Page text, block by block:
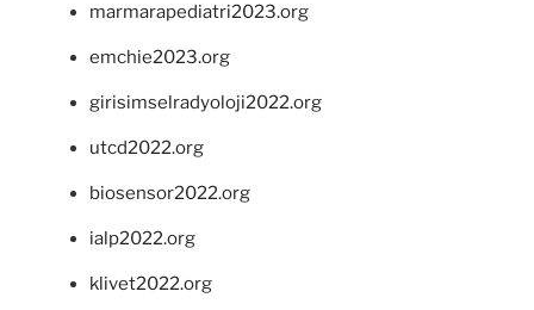
marmarapediatri2023.org
emchie2023.org
girisimselradyoloji2022.org
utcd2022.org
biosensor2022.org
ialp2022.org
klivet2022.org